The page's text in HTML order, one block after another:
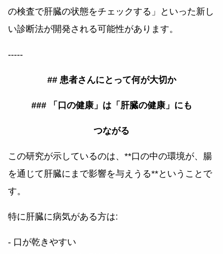
の検査で肝臓の状態をチェックする」といった新し
い診断法が開発される可能性があります。
-----
## 患者さんにとって何が大切か
### 「口の健康」は「肝臓の健康」にも
つながる
この研究が示しているのは、**口の中の環境が、腸
を通じて肝臓にまで影響を与えうる**ということで
す。
特に肝臓に病気がある方は:
- 口が乾きやすい